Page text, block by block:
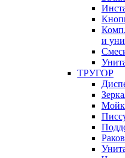
и
ТРУГОР